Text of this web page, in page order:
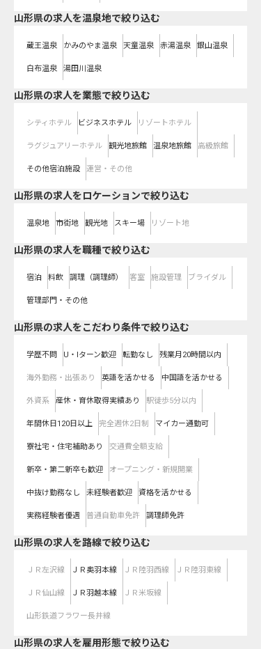
山形県の求人を温泉地で絞り込む
蔵王温泉 かみのやま温泉 天童温泉 赤湯温泉 銀山温泉
白布温泉 湯田川温泉
山形県の求人を業態で絞り込む
シティホテル ビジネスホテル リゾートホテル
ラグジュアリーホテル 観光地旅館 温泉地旅館 高級旅館
その他宿泊施設 運営・その他
山形県の求人をロケーションで絞り込む
温泉地 市街地 観光地 スキー場 リゾート地
山形県の求人を職種で絞り込む
宿泊 料飲 調理（調理師） 客室 施設管理 ブライダル
管理部門・その他
山形県の求人をこだわり条件で絞り込む
学歴不問 U・Iターン歓迎 転勤なし 残業月20時間以内
海外勤務・出張あり 英語を活かせる 中国語を活かせる
外資系 産休・育休取得実績あり 駅徒歩5分以内
年間休日120日以上 完全週休2日制 マイカー通勤可
寮社宅・住宅補助あり 交通費全額支給
新卒・第二新卒も歓迎 オープニング・新規開業
中抜け勤務なし 未経験者歓迎 資格を活かせる
実務経験者優遇 普通自動車免許 調理師免許
山形県の求人を路線で絞り込む
ＪＲ左沢線 ＪＲ奥羽本線 ＪＲ陸羽西線 ＪＲ陸羽東線
ＪＲ仙山線 ＪＲ羽越本線 ＪＲ米坂線
山形鉄道フラワー長井線
山形県の求人を雇用形態で絞り込む